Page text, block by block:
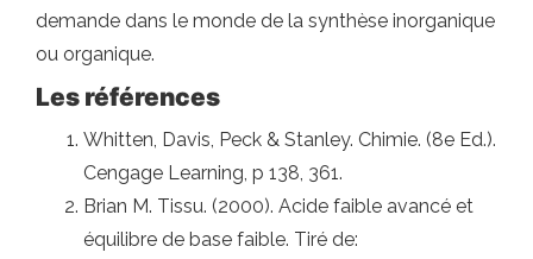
demande dans le monde de la synthèse inorganique
ou organique.
Les références
Whitten, Davis, Peck & Stanley. Chimie. (8e Ed.).
Cengage Learning, p 138, 361.
Brian M. Tissu. (2000). Acide faible avancé et
équilibre de base faible. Tiré de: